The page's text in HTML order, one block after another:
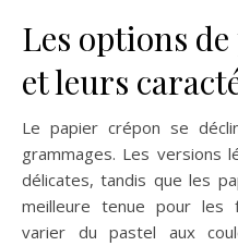
Les options
et leurs
Le papier crépon se
grammages. Les versions
délicates, tandis que les
meilleure tenue pour les
varier du pastel aux